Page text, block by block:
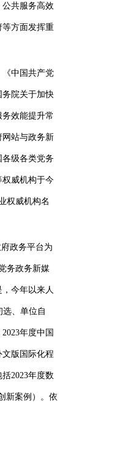
共服务高效
方面发挥重
中国共产党
务院关于加快
效能提升常
站与政务新
级各类党务
威机构于今
权威机构名
政务平台为
务政务新媒
今年以来人
、单位自
年度中国
版国际化程
2023年度数
新案例）。依